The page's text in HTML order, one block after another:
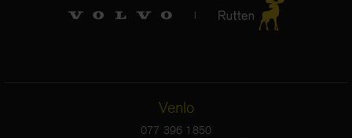
Venlo
077 396 1850